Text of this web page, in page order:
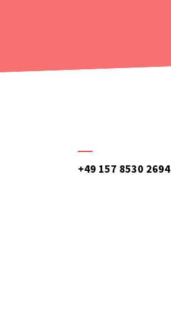
+49 157 8530 2694